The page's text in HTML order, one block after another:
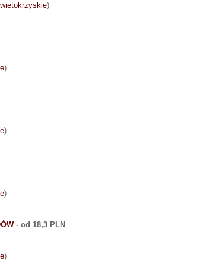
)
)
)
)
- od 18,3 PLN
)